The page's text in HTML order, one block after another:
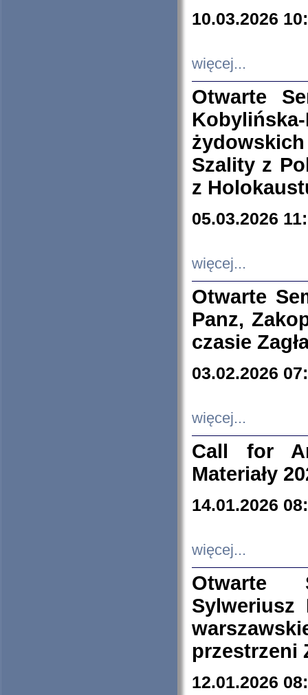
10.03.2026
więcej...
Otwarte
Szality z
z
05.03.2026
więcej...
Otwarte
Panz,
czasie
03.02.2026
więcej...
Call for
Materiały
14.01.2026
więcej...
Otwarte
Sylweriusz
przestrzeni
12.01.2026